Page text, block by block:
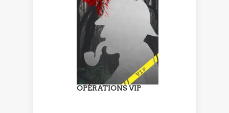
OPÉRATIONS VIP